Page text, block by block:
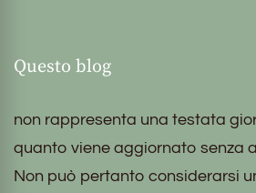
Questo blog
non rappresenta una testata
quanto viene aggiornato senza
Non può pertanto considerarsi